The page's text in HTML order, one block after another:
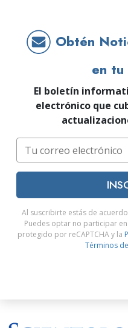
Obtén
en tu
El boletín
electrónico que
Al suscribirte estás de
Puedes optar no participar
protegido por reCAPTCHA y la
Términos